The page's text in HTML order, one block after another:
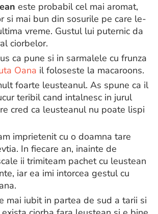
este probabil cel mai aromat,
si mai bun din sosurile pe care le-
vreme. Gustul lui puternic da
ciorbelor.
ca pune si in sarmalele cu frunza
Oana il foloseste la macaroons.
foarte leusteanul. As spune ca il
teribil cand intalnesc in jurul
cred ca leusteanul nu poate lispi
imprietenit cu o doamna tare
In fiecare an, inainte de
ii trimiteam pachet cu leustean
iar ea imi intorcea gestul cu
mai iubit in partea de sud a tarii si